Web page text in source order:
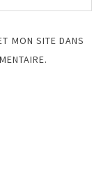
MON SITE DANS